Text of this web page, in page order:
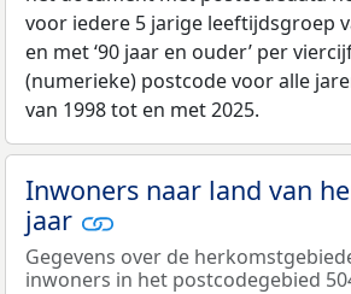
voor iedere 5 jarige leeftijdsgroep
en met ‘90 jaar en ouder’ per
(numerieke) postcode voor alle
van 1998 tot en met 2025.
Inwoners naar land van
jaar
Gegevens over de
inwoners in het postcodegebied